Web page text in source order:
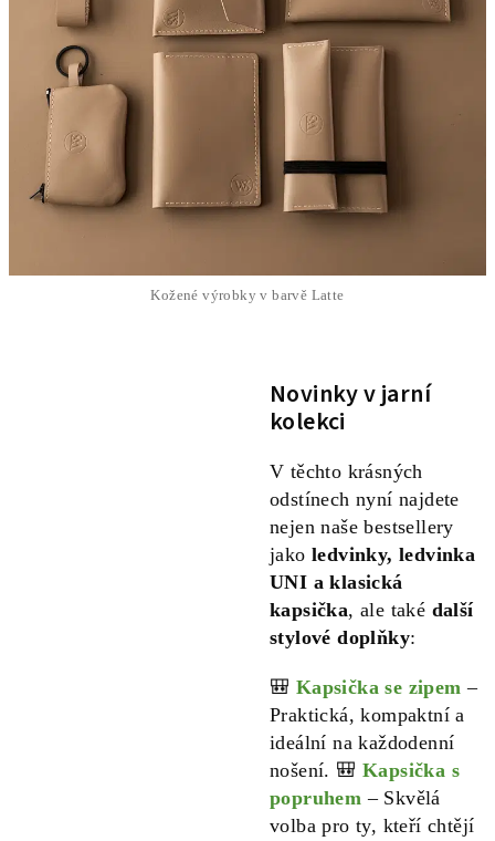
Kožené výrobky v barvě Latte
Novinky v jarní
kolekci
V těchto krásných
odstínech nyní najdete
nejen naše bestsellery
jako ledvinky, ledvinka
UNI a klasická
kapsička, ale také další
stylové doplňky:
🎒 Kapsička se zipem –
Praktická, kompaktní a
ideální na každodenní
nošení. 🎒Kapsička s
popruhem – Skvělá
volba pro ty, kteří chtějí